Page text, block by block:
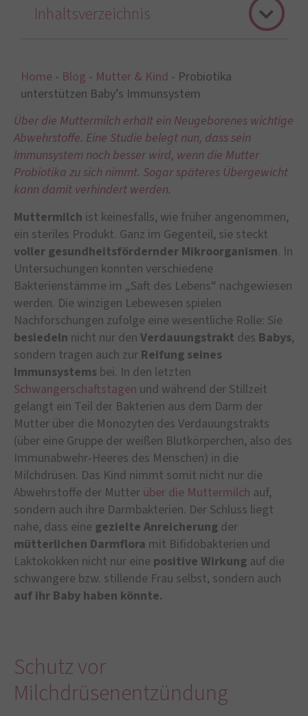
Home - Blog - Mutter & Kind - Probiotika
unterstützen Baby’s Immunsystem
Über die Muttermilch erhält ein Neugeborenes wichtige
Abwehrstoffe. Eine Studie belegt nun, dass sein
Immunsystem noch besser wird, wenn die Mutter
Probiotika zu sich nimmt. Sogar späteres Übergewicht
kann damit verhindert werden.
Muttermilch ist keinesfalls, wie früher angenommen,
ein steriles Produkt. Ganz im Gegenteil, sie steckt
voller gesundheitsfördernder Mikroorganismen. In
Untersuchungen konnten verschiedene
Bakterienstämme im „Saft des Lebens“ nachgewiesen
werden. Die winzigen Lebewesen spielen
Nachforschungen zufolge eine wesentliche Rolle: Sie
besiedeln nicht nur den Verdauungstrakt des Babys,
sondern tragen auch zur Reifung seines
Immunsystems bei. In den letzten
Schwangerschaftstagen und während der Stillzeit
gelangt ein Teil der Bakterien aus dem Darm der
Mutter über die Monozyten des Verdauungstrakts
(über eine Gruppe der weißen Blutkörperchen, also des
Immunabwehr-Heeres des Menschen) in die
Milchdrüsen. Das Kind nimmt somit nicht nur die
Abwehrstoffe der Mutter über die Muttermilch auf,
sondern auch ihre Darmbakterien. Der Schluss liegt
nahe, dass eine gezielte Anreicherung der
mütterlichen Darmflora mit Bifidobakterien und
Laktokokken nicht nur eine positive Wirkung auf die
schwangere bzw. stillende Frau selbst, sondern auch
auf ihr Baby haben könnte.
Schutz vor
Milchdrüsenentzündung
Inhaltsverzeichnis